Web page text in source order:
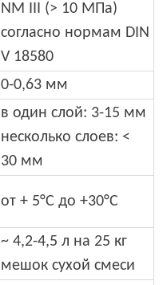
NM III (> 10 МПа)
согласно нормам DIN
V 18580
0-0,63 мм
в один слой: 3-15 мм
несколько слоев: <
30 мм
от + 5°С до +30°С
~ 4,2-4,5 л на 25 кг
мешок сухой смеси